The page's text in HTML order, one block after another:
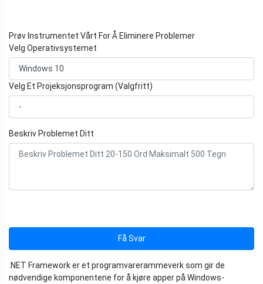
Prøv Instrumentet Vårt For Å Eliminere Problemer
Velg Operativsystemet
Velg Et Projeksjonsprogram (Valgfritt)
Beskriv Problemet Ditt
Få Svar
.NET Framework er et programvarerammeverk som gir de
nødvendige komponentene for å kjøre apper på Windows-